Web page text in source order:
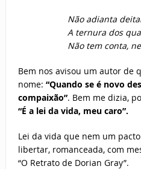
Não adianta
A ternura dos
Não tem conta,
Bem nos avisou um autor de
nome: “Quando se é novo
compaixão”. Bem me dizia,
“É a lei da vida, meu caro”.
Lei da vida que nem um
libertar, romanceada, com
“O Retrato de Dorian Gray”.